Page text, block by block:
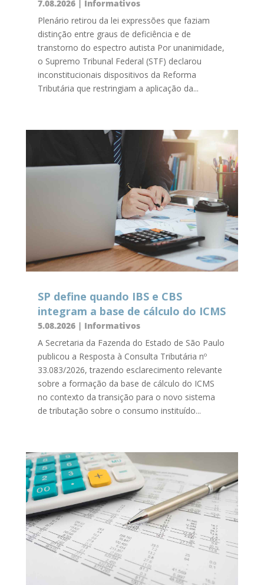
7.08.2026| Informativos
Plenário retirou da lei expressões que faziam
distinção entre graus de deficiência e de
transtorno do espectro autista Por unanimidade,
o Supremo Tribunal Federal (STF) declarou
inconstitucionais dispositivos da Reforma
Tributária que restringiam a aplicação da...
SP define quando IBS e CBS
integram a base de cálculo do ICMS
5.08.2026| Informativos
A Secretaria da Fazenda do Estado de São Paulo
publicou a Resposta à Consulta Tributária nº
33.083/2026, trazendo esclarecimento relevante
sobre a formação da base de cálculo do ICMS
no contexto da transição para o novo sistema
de tributação sobre o consumo instituído...